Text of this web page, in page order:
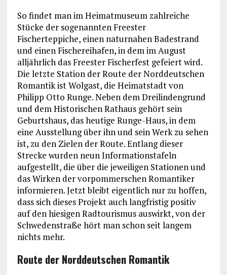
So findet man im Heimatmuseum zahlreiche
Stücke der sogenannten Freester
Fischerteppiche, einen naturnahen Badestrand
und einen Fischereihafen, in dem im August
alljährlich das Freester Fischerfest gefeiert wird.
Die letzte Station der Route der Norddeutschen
Romantik ist Wolgast, die Heimatstadt von
Philipp Otto Runge. Neben dem Dreilindengrund
und dem Historischen Rathaus gehört sein
Geburtshaus, das heutige Runge-Haus, in dem
eine Ausstellung über ihn und sein Werk zu sehen
ist, zu den Zielen der Route. Entlang dieser
Strecke wurden neun Informationstafeln
aufgestellt, die über die jeweiligen Stationen und
das Wirken der vorpommerschen Romantiker
informieren. Jetzt bleibt eigentlich nur zu hoffen,
dass sich dieses Projekt auch langfristig positiv
auf den hiesigen Radtourismus auswirkt, von der
Schwedenstraße hört man schon seit langem
nichts mehr.
Route der Norddeutschen Romantik